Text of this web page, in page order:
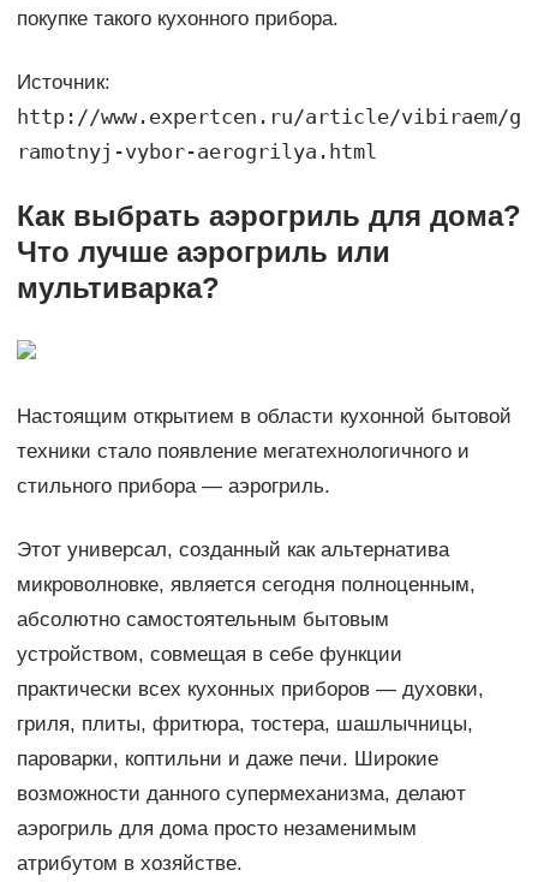
покупке такого кухонного прибора.
Источник:
http://www.expertcen.ru/article/vibiraem/g
ramotnyj-vybor-aerogrilya.html
Как выбрать аэрогриль для дома?
Что лучше аэрогриль или
мультиварка?
Настоящим открытием в области кухонной бытовой
техники стало появление мегатехнологичного и
стильного прибора — аэрогриль.
Этот универсал, созданный как альтернатива
микроволновке, является сегодня полноценным,
абсолютно самостоятельным бытовым
устройством, совмещая в себе функции
практически всех кухонных приборов — духовки,
гриля, плиты, фритюра, тостера, шашлычницы,
пароварки, коптильни и даже печи. Широкие
возможности данного супермеханизма, делают
аэрогриль для дома просто незаменимым
атрибутом в хозяйстве.